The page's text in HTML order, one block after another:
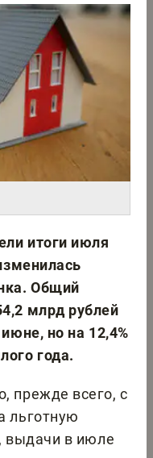
итоги июля
Общий
млрд рублей
но на 12,4%
года.
прежде всего, с
льготную
выдачи в июле